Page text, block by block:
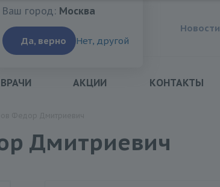
Ваш город:Москва
Ваш город: Москва
Да, верно Нет, другой
Новости
ВРАЧИ АКЦИИ КОНТАКТЫ
Дмитриевич